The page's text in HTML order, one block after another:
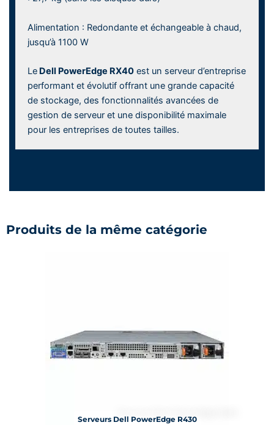
Alimentation : Redondante et échangeable à chaud,
jusqu’à 1100 W
Le Dell PowerEdge RX40 est un serveur d’entreprise
performant et évolutif offrant une grande capacité
de stockage, des fonctionnalités avancées de
gestion de serveur et une disponibilité maximale
pour les entreprises de toutes tailles.
Produits de la même catégorie
Serveurs Dell PowerEdge R430